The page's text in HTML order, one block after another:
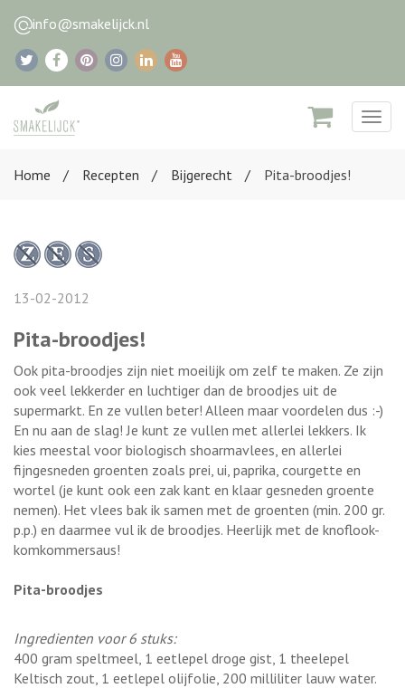
info@smakelijck.nl
Home
Recepten Bijgerecht Pita-broodjes!
13-02-2012
Pita-broodjes!
Ook pita-broodjes zijn niet moeilijk om zelf te maken. Ze zijn
ook veel lekkerder en luchtiger dan de broodjes uit de
supermarkt. En ze vullen beter! Alleen maar voordelen dus :-)
En nu aan de slag! Je kunt ze vullen met allerlei lekkers. Ik
kies meestal voor biologisch shoarmavlees, en allerlei
fijngesneden groenten zoals prei, ui, paprika, courgette en
wortel (je kunt ook een zak kant en klaar gesneden groente
nemen). Het vlees bak ik samen met de groenten (min. 200 gr.
p.p.) en daarmee vul ik de broodjes. Heerlijk met de knoflook-
komkommersaus!
Pita-broodjes
Ingredienten voor 6 stuks:
400 gram speltmeel, 1 eetlepel droge gist, 1 theelepel
Keltisch zout, 1 eetlepel olijfolie, 200 milliliter lauw water.